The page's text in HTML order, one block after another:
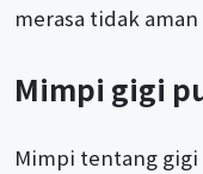
merasa tidak
Mimpi gigi
Mimpi tentang